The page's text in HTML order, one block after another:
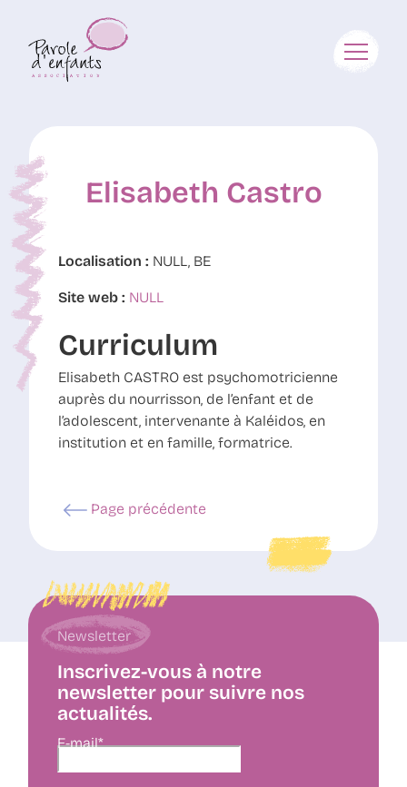
Elisabeth Castro
Localisation : NULL, BE
Site web : NULL
Curriculum
Elisabeth CASTRO est psychomotricienne
auprès du nourrisson, de l’enfant et de
l’adolescent, intervenante à Kaléidos, en
institution et en famille, formatrice.
Page précédente
Newsletter
Inscrivez-vous à notre
newsletter pour suivre nos
actualités.
E-mail*